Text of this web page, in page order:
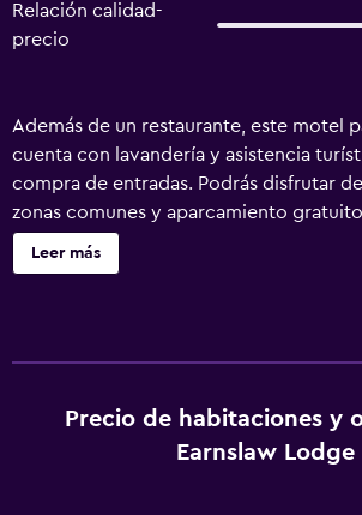
Relación calidad-
precio
Además de un restaurante, este motel
cuenta con lavandería y asistencia
compra de entradas. Podrás disfrutar
zonas comunes y aparcamiento
instalaciones incluyen un salón de
ofrece 20 alojamientos con secador de
pueden navegar por la web gracias a
Internet wifi gratis. Los servicios para
Leer más
Precio de habitaciones y
Earnslaw Lodge